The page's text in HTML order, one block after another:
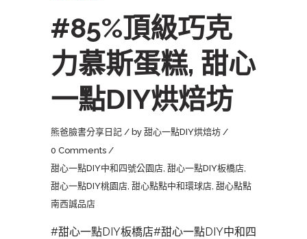
#85%頂級巧克
力慕斯蛋糕, 甜心
一點DIY烘焙坊
熊爸臉書分享日記 by 甜心一點DIY烘焙坊
0 Comments
甜心一點DIY中和四號公園店, 甜心一點DIY板橋店,
甜心一點DIY桃園店, 甜心點點中和環球店, 甜心點點
南西誠品店
#甜心一點DIY板橋店#甜心一點DIY中和四